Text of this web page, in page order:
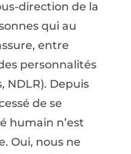
direction de la
qui au
entre
personnalités
NDLR). Depuis
de se
humain n’est
Oui, nous ne